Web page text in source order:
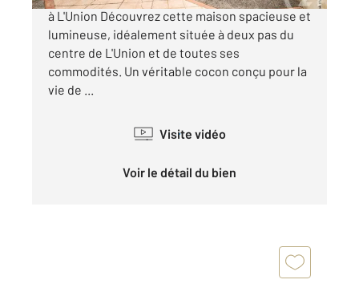
à L'Union Découvrez cette maison spacieuse et
lumineuse, idéalement située à deux pas du
centre de L'Union et de toutes ses
commodités. Un véritable cocon conçu pour la
vie de ...
Visite vidéo
Voir le détail du bien